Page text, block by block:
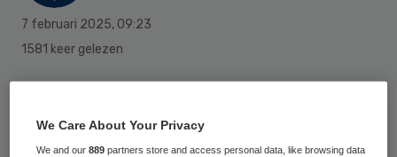
7 februari 2025, 09:23
1581 keer gelezen
De adviescommissie Zorgvraagtypering ggz
adviseert om de indeling van de
zorgvraagtypen aan te passen.
We Care About Your Privacy
We and our889 partners store and access personal data, like browsing data